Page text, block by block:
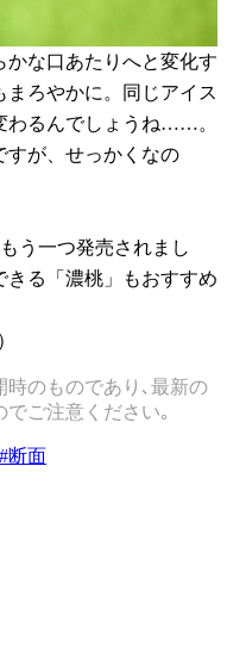
かな口あたりへと変化す
ろやかに。同じアイス
わるんでしょうね……。
すが、せっかくなの
う一つ発売されまし
きる「濃桃」もおすすめ
のものであり､最新の
ご注意ください｡
#断面